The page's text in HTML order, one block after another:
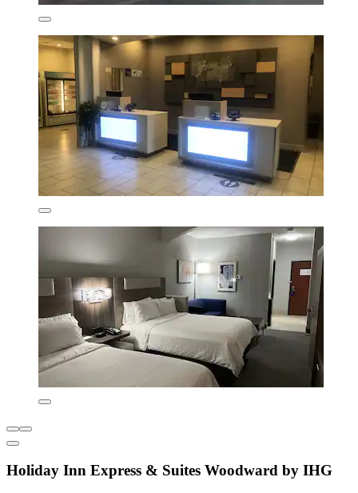
Holiday Inn Express & Suites Woodward by IHG